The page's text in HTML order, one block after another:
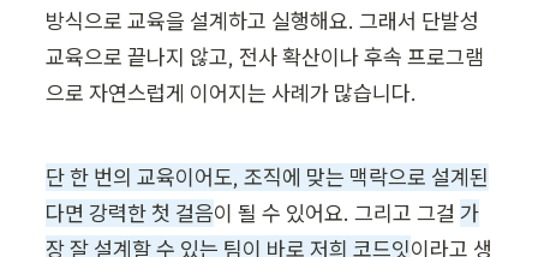
방식으로 교육을 설계하고 실행해요. 그래서 단발성
교육으로 끝나지 않고, 전사 확산이나 후속 프로그램
으로 자연스럽게 이어지는 사례가 많습니다.
단 한 번의 교육이어도, 조직에 맞는 맥락으로 설계된
다면 강력한 첫 걸음이 될 수 있어요. 그리고 그걸 가
장 잘 설계할 수 있는 팀이 바로 저희 코드잇이라고 생